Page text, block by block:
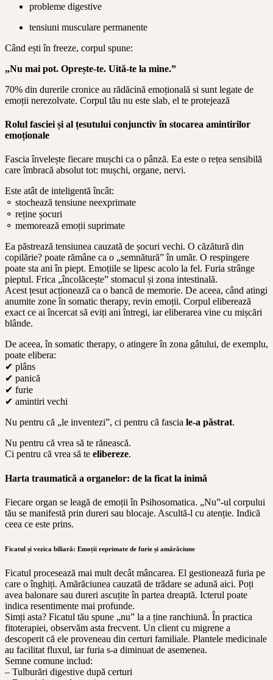
probleme digestive
tensiuni musculare permanente
Când ești în freeze, corpul spune:
„Nu mai pot. Oprește-te. Uită-te la mine.”
70% din durerile cronice au rădăcină emoțională si sunt legate de
emoții nerezolvate. Corpul tău nu este slab, el te protejează
Rolul fasciei și al țesutului conjunctiv în stocarea amintirilor
emoționale
Fascia învelește fiecare mușchi ca o pânză. Ea este o rețea sensibilă
care îmbracă absolut tot: mușchi, organe, nervi.
Este atât de inteligentă încât:
⚬ stochează tensiune neexprimate
⚬ reține șocuri
⚬ memorează emoții suprimate
Ea păstrează tensiunea cauzată de șocuri vechi. O căzătură din
copilărie? poate rămâne ca o „semnătură” în umăr. O respingere
poate sta ani în piept. Emoțiile se lipesc acolo la fel. Furia strânge
pieptul. Frica „încolăcește” stomacul și zona intestinală.
Acest țesut acționează ca o bancă de memorie. De aceea, când atingi
anumite zone în somatic therapy, revin emoții. Corpul eliberează
exact ce ai încercat să eviți ani întregi, iar eliberarea vine cu mișcări
blânde.
De aceea, în somatic therapy, o atingere în zona gâtului, de exemplu,
poate elibera:
✔ plâns
✔ panică
✔ furie
✔ amintiri vechi
Nu pentru că „le inventezi”, ci pentru că fascia le-a păstrat.
Nu pentru că vrea să te rănească.
Ci pentru că vrea să te elibereze.
Harta traumatică a organelor: de la ficat la inimă
Fiecare organ se leagă de emoții în Psihosomatica. „Nu”-ul corpului
tău se manifestă prin dureri sau blocaje. Ascultă-l cu atenție. Indică
ceea ce este prins.
Ficatul și vezica biliară: Emoții reprimate de furie și amărăciune
Ficatul procesează mai mult decât mâncarea. El gestionează furia pe
care o înghiți. Amărăciunea cauzată de trădare se adună aici. Poți
avea balonare sau dureri ascuțite în partea dreaptă. Icterul poate
indica resentimente mai profunde.
Simți asta? Ficatul tău spune „nu” la a ține ranchiună. În practica
fitoterapiei, observăm asta frecvent. Un client cu migrene a
descoperit că ele proveneau din certuri familiale. Plantele medicinale
au facilitat fluxul, iar furia s-a diminuat de asemenea.
Semne comune includ:
– Tulburări digestive după certuri